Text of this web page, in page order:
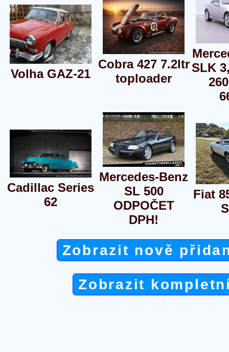
Volha GAZ-21
Cobra 427 7.2ltr
toploader
SLK
Cadillac Series
62
Mercedes-Benz
SL 500
ODPOČET
DPH!
Fiat
Zobrazit nově
Zobrazit